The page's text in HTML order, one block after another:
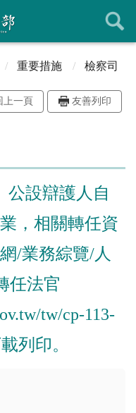
重要措施 檢察司
上一頁 友善列印
公設辯護人自
，相關轉任資
/業務綜覽/人
任法官
tw/cp-113-
列印。